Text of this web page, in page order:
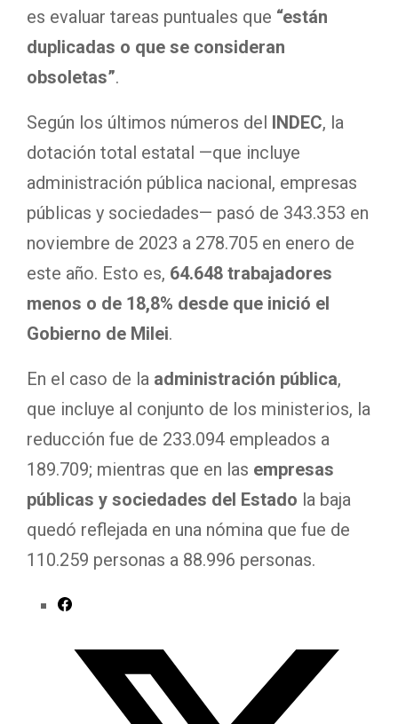
es evaluar tareas puntuales que “están
duplicadas o que se consideran
obsoletas”.
Según los últimos números del INDEC, la
dotación total estatal —que incluye
administración pública nacional, empresas
públicas y sociedades— pasó de 343.353 en
noviembre de 2023 a 278.705 en enero de
este año. Esto es, 64.648 trabajadores
menos o de 18,8% desde que inició el
Gobierno de Milei.
En el caso de la administración pública,
que incluye al conjunto de los ministerios, la
reducción fue de 233.094 empleados a
189.709; mientras que en las empresas
públicas y sociedades del Estado la baja
quedó reflejada en una nómina que fue de
110.259 personas a 88.996 personas.